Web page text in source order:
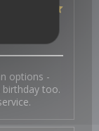
options -
too.